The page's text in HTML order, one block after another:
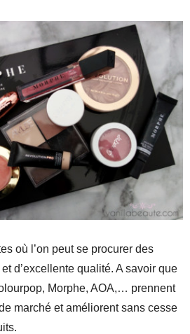
où l’on peut se procurer des
d’excellente qualité. A savoir que
Morphe, AOA,… prennent
marché et améliorent sans cesse